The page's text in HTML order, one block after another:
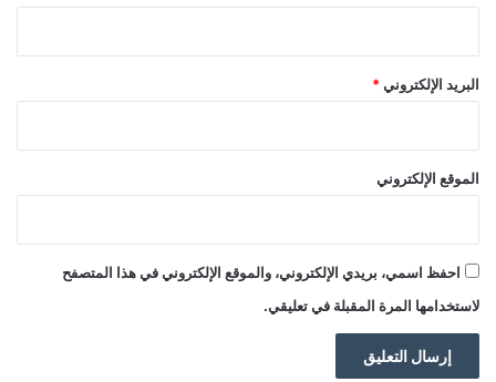
البريد الإلكتروني *
الموقع الإلكتروني
احفظ اسمي، بريدي الإلكتروني، والموقع الإلكتروني في هذا المتصفح
لاستخدامها المرة المقبلة في تعليقي.